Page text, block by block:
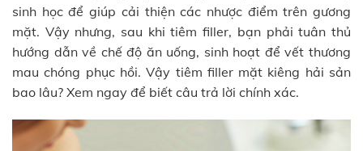
sinh học để giúp cải thiện các nhược điểm trên gương
mặt. Vậy nhưng, sau khi tiêm filler, bạn phải tuân thủ
hướng dẫn về chế độ ăn uống, sinh hoạt để vết thương
mau chóng phục hồi. Vậy tiêm filler mặt kiêng hải sản
bao lâu? Xem ngay để biết câu trả lời chính xác.